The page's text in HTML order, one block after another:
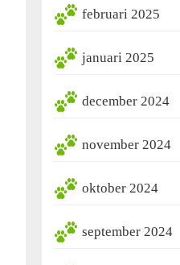
februari 2025
januari 2025
december 2024
november 2024
oktober 2024
september 2024